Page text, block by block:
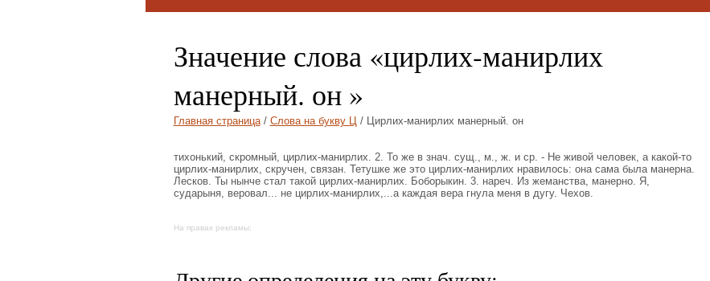
Значение слова «цирлих-манирлих
манерный. он »
Главная страница/ Слова на букву Ц/ Цирлих-манирлих манерный. он
тихонький, скромный, цирлих-манирлих. 2. То же в знач. сущ., м., ж. и ср. - Не живой человек, а какой-то
цирлих-манирлих, скручен, связан. Тетушке же это цирлих-манирлих нравилось: она сама была манерна.
Лесков. Ты нынче стал такой цирлих-манирлих. Боборыкин. 3. нареч. Из жеманства, манерно. Я,
сударыня, веровал... не цирлих-манирлих,...а каждая вера гнула меня в дугу. Чехов.
На правах рекламы: